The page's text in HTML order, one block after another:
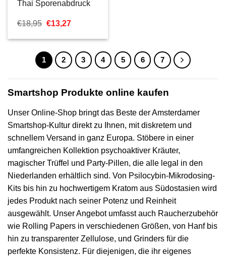
Thai Sporenabdruck
€18,95 Ursprünglicher
war:
€13,27Aktueller
ist:
1
2 3 4 5 6 7
Smartshop Produkte online kaufen
Unser Online-Shop bringt das Beste der Amsterdamer
Smartshop-Kultur direkt zu Ihnen, mit diskretem und
schnellem Versand in ganz Europa. Stöbere in einer
umfangreichen Kollektion psychoaktiver Kräuter,
magischer Trüffel und Party-Pillen, die alle legal in den
Niederlanden erhältlich sind. Von Psilocybin-Mikrodosing-
Kits bis hin zu hochwertigem Kratom aus Südostasien wird
jedes Produkt nach seiner Potenz und Reinheit
ausgewählt. Unser Angebot umfasst auch Raucherzubehör
wie Rolling Papers in verschiedenen Größen, von Hanf bis
hin zu transparenter Zellulose, und Grinders für die
perfekte Konsistenz. Für diejenigen, die ihr eigenes